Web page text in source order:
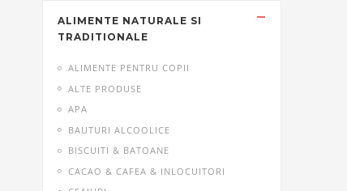
ALIMENTE NATURALE SI
TRADITIONALE
ALIMENTE PENTRU COPII
ALTE PRODUSE
APA
BAUTURI ALCOOLICE
BISCUITI & BATOANE
CACAO & CAFEA & INLOCUITORI